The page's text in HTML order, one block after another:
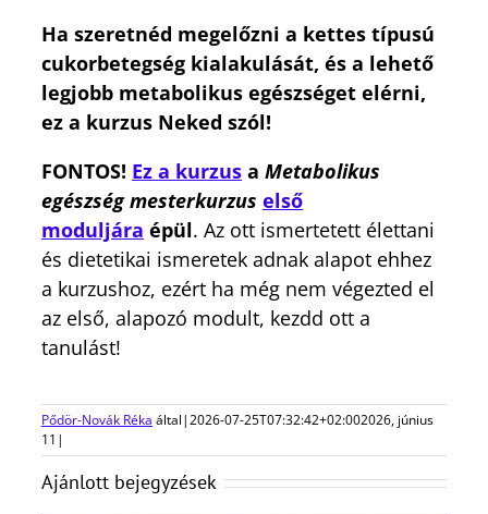
Ha szeretnéd megelőzni a kettes típusú
cukorbetegség kialakulását, és a lehető
legjobb metabolikus egészséget elérni,
ez a kurzus Neked szól!
FONTOS! Ez a kurzusa Metabolikus
egészség mesterkurzus első
moduljára épül. Az ott ismertetett élettani
és dietetikai ismeretek adnak alapot ehhez
a kurzushoz, ezért ha még nem végezted el
az első, alapozó modult, kezdd ott a
tanulást!
Pődör-Novák Réka által|2026-07-25T07:32:42+02:002026, június
11 |
Ajánlott bejegyzések